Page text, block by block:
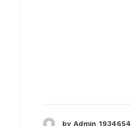
by Admin_1934654